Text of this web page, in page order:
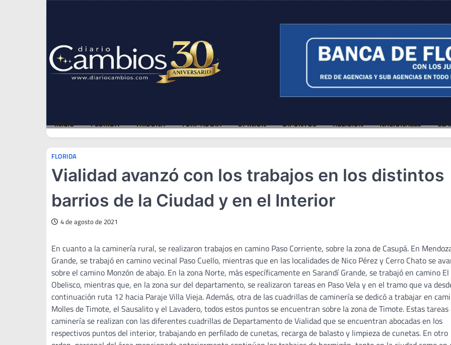
INICIO FLORIDA TRIBUNA TURF AL DÍA OPINIÓN DIFUNTOS RELIGIÓN NACIONALES
FLORIDA
Vialidad avanzó con los trabajos en los distintos
barrios de la Ciudad y en el Interior
4 de agosto de 2021
En cuanto a la caminería rural, se realizaron trabajos en camino Paso Corriente, sobre la zona de Casupá. En
Grande, se trabajó en camino vecinal Paso Cuello, mientras que en las localidades de Nico Pérez y Cerro Chato se
sobre el camino Monzón de abajo. En la zona Norte, más específicamente en Sarandí Grande, se trabajó en camino El
Obelisco, mientras que, en la zona sur del departamento, se realizaron tareas en Paso Vela y en el tramo que va
continuación ruta 12 hacia Paraje Villa Vieja. Además, otra de las cuadrillas de caminería se dedicó a trabajar en
Molles de Timote, el Sausalito y el Lavadero, todos estos puntos se encuentran sobre la zona de Timote. Estas tareas
caminería se realizan con las diferentes cuadrillas de Departamento de Vialidad que se encuentran abocadas en los
respectivos puntos del interior, trabajando en perfilado de cunetas, recarga de balasto y limpieza de cunetas. En otro